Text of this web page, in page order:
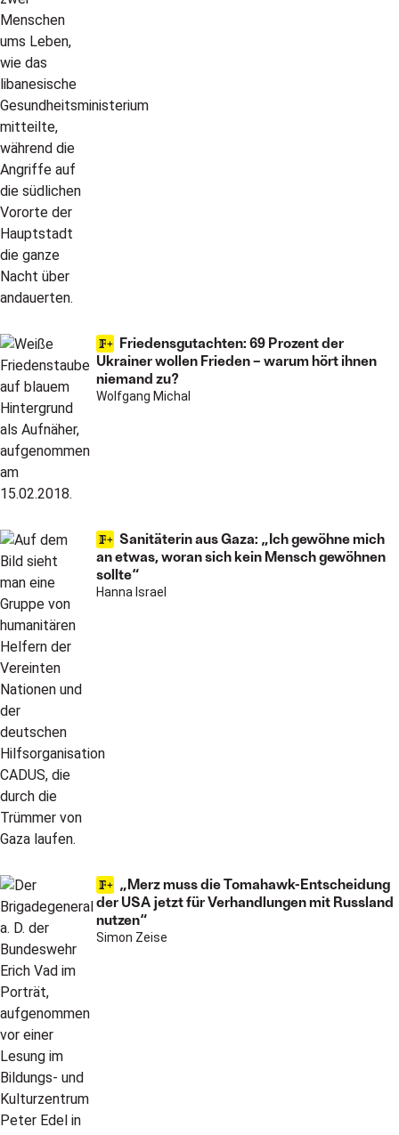
Friedensgutachten: 69 Prozent der
Ukrainer wollen Frieden – warum hört ihnen
niemand zu?
Wolfgang Michal
Sanitäterin aus Gaza: „Ich gewöhne mich
an etwas, woran sich kein Mensch gewöhnen
sollte“
Hanna Israel
„Merz muss die Tomahawk-Entscheidung
der USA jetzt für Verhandlungen mit Russland
nutzen“
Simon Zeise